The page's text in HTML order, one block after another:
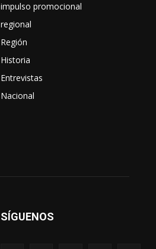
impulso promocional
regional
Región
Historia
Entrevistas
Nacional
SÍGUENOS